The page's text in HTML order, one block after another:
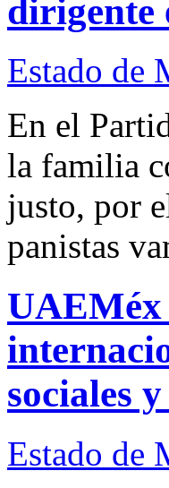
dirigente
Estado de
En el
la familia
justo, por
panistas
UAEMéx
sociales
Estado de